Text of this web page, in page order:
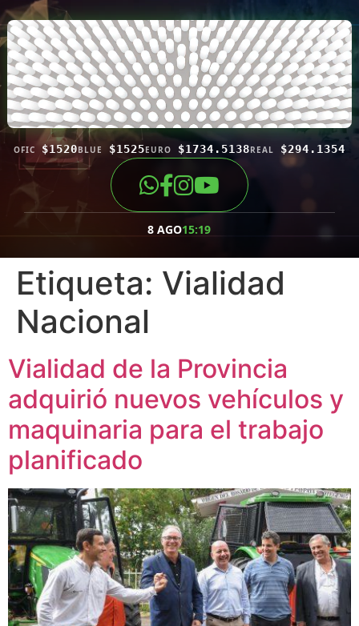
OFIC $1520BLUE $1525EURO $1734.5138REAL $294.1354
8 AGO15:19
Etiqueta: Vialidad
Nacional
Vialidad de la Provincia
adquirió nuevos vehículos y
maquinaria para el trabajo
planificado